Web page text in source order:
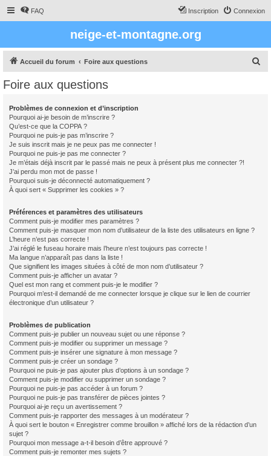
FAQ Connexion
Inscription
neige-et-montagne.org
Accueil du forum Foire aux questions
Foire aux questions
Problèmes de connexion et d’inscription
Pourquoi ai-je besoin de m’inscrire ?
Qu’est-ce que la COPPA ?
Pourquoi ne puis-je pas m’inscrire ?
Je suis inscrit mais je ne peux pas me connecter !
Pourquoi ne puis-je pas me connecter ?
Je m’étais déjà inscrit par le passé mais ne peux à présent plus me connecter ?!
J’ai perdu mon mot de passe !
Pourquoi suis-je déconnecté automatiquement ?
À quoi sert « Supprimer les cookies » ?
Préférences et paramètres des utilisateurs
Comment puis-je modifier mes paramètres ?
Comment puis-je masquer mon nom d’utilisateur de la liste des utilisateurs en ligne ?
L’heure n’est pas correcte !
J’ai réglé le fuseau horaire mais l’heure n’est toujours pas correcte !
Ma langue n’apparaît pas dans la liste !
Que signifient les images situées à côté de mon nom d’utilisateur ?
Comment puis-je afficher un avatar ?
Quel est mon rang et comment puis-je le modifier ?
Pourquoi m’est-il demandé de me connecter lorsque je clique sur le lien de courrier
électronique d’un utilisateur ?
Problèmes de publication
Comment puis-je publier un nouveau sujet ou une réponse ?
Comment puis-je modifier ou supprimer un message ?
Comment puis-je insérer une signature à mon message ?
Comment puis-je créer un sondage ?
Pourquoi ne puis-je pas ajouter plus d’options à un sondage ?
Comment puis-je modifier ou supprimer un sondage ?
Pourquoi ne puis-je pas accéder à un forum ?
Pourquoi ne puis-je pas transférer de pièces jointes ?
Pourquoi ai-je reçu un avertissement ?
Comment puis-je rapporter des messages à un modérateur ?
À quoi sert le bouton « Enregistrer comme brouillon » affiché lors de la rédaction d’un
sujet ?
Pourquoi mon message a-t-il besoin d’être approuvé ?
Comment puis-je remonter mes sujets ?